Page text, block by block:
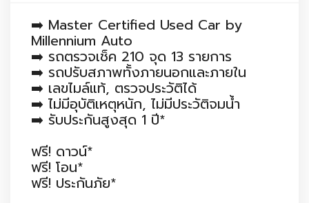
➡️ Master Certified Used Car by
Millennium Auto
➡️ รถตรวจเช็ค 210 จุด 13 รายการ
➡️ รถปรับสภาพทั้งภายนอกและภายใน
➡️ เลขไมล์แท้, ตรวจประวัติได้
➡️ ไม่มีอุบัติเหตุหนัก, ไม่มีประวัติจมน้ำ
➡️ รับประกันสูงสุด 1 ปี*
ฟรี! ดาวน์*
ฟรี! โอน*
ฟรี! ประกันภัย*